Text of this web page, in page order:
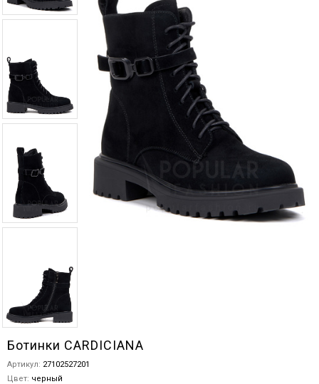
Ботинки CARDICIANA
Артикул: 27102527201
Цвет: черный